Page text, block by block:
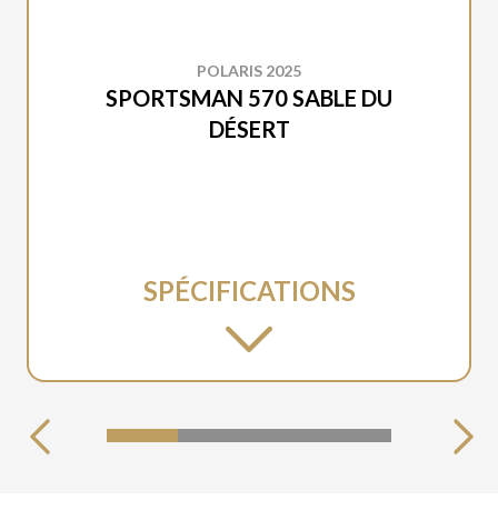
POLARIS 2025
SPORTSMAN 570 SABLE DU
DÉSERT
SPÉCIFICATIONS